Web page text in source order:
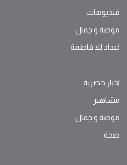
فيديوهات
موضة ‫و‬ ‫‬‫جمال‬
اعداد للا فاطمة
اخبار حصرية
مشاهير
موضة ‫و‬ ‫‬‫جمال‬
صحة